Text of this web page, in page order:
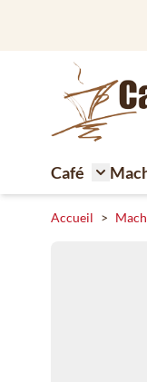
Café
Accueil >